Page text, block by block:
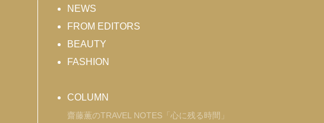
NEWS
FROM EDITORS
BEAUTY
FASHION
COLUMN
齋藤薫のTRAVEL NOTES「心に残る時間」